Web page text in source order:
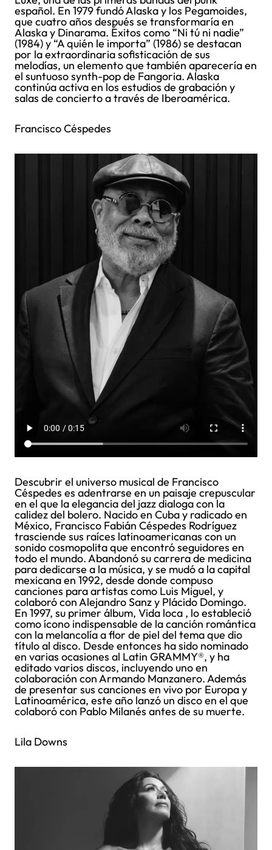
español. En 1979 fundó Alaska y los Pegamoides,
que cuatro años después se transformaría en
Alaska y Dinarama. Éxitos como “Ni tú ni nadie”
(1984) y “A quién le importa” (1986) se destacan
por la extraordinaria sofisticación de sus
melodías, un elemento que también aparecería en
el suntuoso synth-pop de Fangoria. Alaska
continúa activa en los estudios de grabación y
salas de concierto a través de Iberoamérica.
Francisco Céspedes
Descubrir el universo musical de Francisco
Céspedes es adentrarse en un paisaje crepuscular
en el que la elegancia del jazz dialoga con la
calidez del bolero. Nacido en Cuba y radicado en
México, Francisco Fabián Céspedes Rodríguez
trasciende sus raíces latinoamericanas con un
sonido cosmopolita que encontró seguidores en
todo el mundo. Abandonó su carrera de medicina
para dedicarse a la música, y se mudó a la capital
mexicana en 1992, desde donde compuso
canciones para artistas como Luis Miguel, y
colaboró con Alejandro Sanz y Plácido Domingo.
En 1997, su primer álbum, Vida loca , lo estableció
como ícono indispensable de la canción romántica
con la melancolía a flor de piel del tema que dio
título al disco. Desde entonces ha sido nominado
en varias ocasiones al Latin GRAMMY®, y ha
editado varios discos, incluyendo uno en
colaboración con Armando Manzanero. Además
de presentar sus canciones en vivo por Europa y
Latinoamérica, este año lanzó un disco en el que
colaboró con Pablo Milanés antes de su muerte.
Lila Downs